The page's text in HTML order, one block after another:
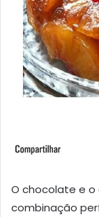
O chocolate e
combinação